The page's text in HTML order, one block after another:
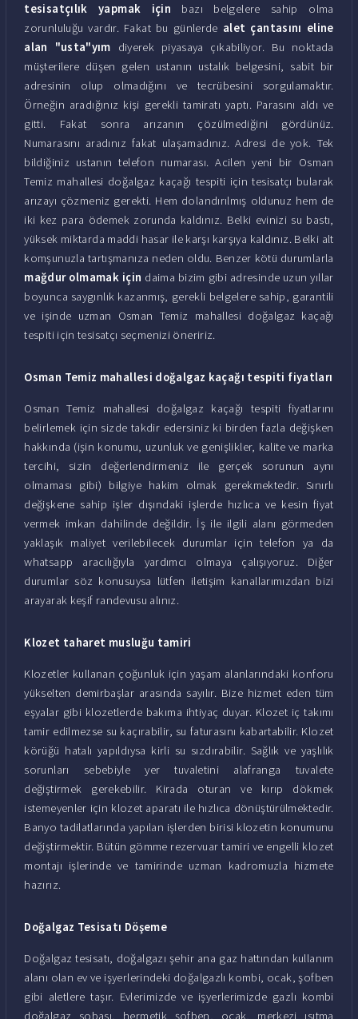
tesisatçılık yapmak için bazı belgelere sahip olma
zorunluluğu vardır. Fakat bu günlerde alet çantasını eline
alan "usta"yım diyerek piyasaya çıkabiliyor. Bu noktada
müşterilere düşen gelen ustanın ustalık belgesini, sabit bir
adresinin olup olmadığını ve tecrübesini sorgulamaktır.
Örneğin aradığınız kişi gerekli tamiratı yaptı. Parasını aldı ve
gitti. Fakat sonra arızanın çözülmediğini gördünüz.
Numarasını aradınız fakat ulaşamadınız. Adresi de yok. Tek
bildiğiniz ustanın telefon numarası. Acilen yeni bir Osman
Temiz mahallesi doğalgaz kaçağı tespiti için tesisatçı bularak
arızayı çözmeniz gerekti. Hem dolandırılmış oldunuz hem de
iki kez para ödemek zorunda kaldınız. Belki evinizi su bastı,
yüksek miktarda maddi hasar ile karşı karşıya kaldınız. Belki alt
komşunuzla tartışmanıza neden oldu. Benzer kötü durumlarla
mağdur olmamak için daima bizim gibi adresinde uzun yıllar
boyunca saygınlık kazanmış, gerekli belgelere sahip, garantili
ve işinde uzman Osman Temiz mahallesi doğalgaz kaçağı
tespiti için tesisatçı seçmenizi öneririz.
Osman Temiz mahallesi doğalgaz kaçağı tespiti fiyatları
Osman Temiz mahallesi doğalgaz kaçağı tespiti fiyatlarını
belirlemek için sizde takdir edersiniz ki birden fazla değişken
hakkında (işin konumu, uzunluk ve genişlikler, kalite ve marka
tercihi, sizin değerlendirmeniz ile gerçek sorunun aynı
olmaması gibi) bilgiye hakim olmak gerekmektedir. Sınırlı
değişkene sahip işler dışındaki işlerde hızlıca ve kesin fiyat
vermek imkan dahilinde değildir. İş ile ilgili alanı görmeden
yaklaşık maliyet verilebilecek durumlar için telefon ya da
whatsapp aracılığıyla yardımcı olmaya çalışıyoruz. Diğer
durumlar söz konusuysa lütfen iletişim kanallarımızdan bizi
arayarak keşif randevusu alınız.
Klozet taharet musluğu tamiri
Klozetler kullanan çoğunluk için yaşam alanlarındaki konforu
yükselten demirbaşlar arasında sayılır. Bize hizmet eden tüm
eşyalar gibi klozetlerde bakıma ihtiyaç duyar. Klozet iç takımı
tamir edilmezse su kaçırabilir, su faturasını kabartabilir. Klozet
körüğü hatalı yapıldıysa kirli su sızdırabilir. Sağlık ve yaşlılık
sorunları sebebiyle yer tuvaletini alafranga tuvalete
değiştirmek gerekebilir. Kirada oturan ve kırıp dökmek
istemeyenler için klozet aparatı ile hızlıca dönüştürülmektedir.
Banyo tadilatlarında yapılan işlerden birisi klozetin konumunu
değiştirmektir. Bütün gömme rezervuar tamiri ve engelli klozet
montajı işlerinde ve tamirinde uzman kadromuzla hizmete
hazırız.
Doğalgaz Tesisatı Döşeme
Doğalgaz tesisatı, doğalgazı şehir ana gaz hattından kullanım
alanı olan ev ve işyerlerindeki doğalgazlı kombi, ocak, şofben
gibi aletlere taşır. Evlerimizde ve işyerlerimizde gazlı kombi
doğalgaz sobası, hermetik şofben, ocak, merkezi ısıtma